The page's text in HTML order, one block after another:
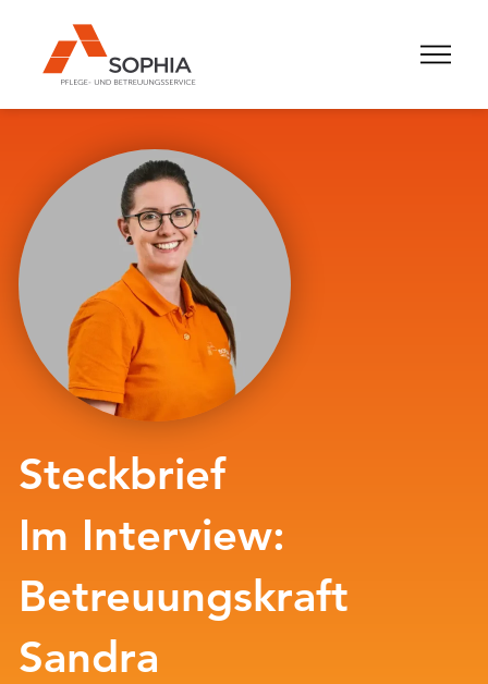
Steckbrief
Im Interview:
Betreuungskraft
Sandra